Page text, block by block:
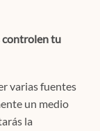
controlen tu
varias fuentes
un medio
la